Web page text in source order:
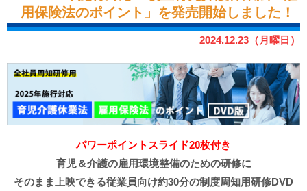
用保険法のポイント」を発売開始しました！
2024.12.23（月曜日）
パワーポイントスライド20枚付き
育児＆介護の雇用環境整備のための研修に
そのまま上映できる従業員向け約30分の制度周知用研修DVD